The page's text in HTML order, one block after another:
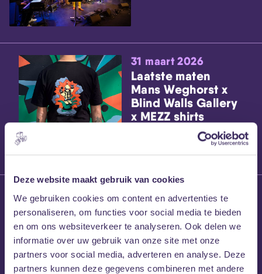
Deze website maakt gebruik van cookies
We gebruiken cookies om content en advertenties te
personaliseren, om functies voor social media te bieden
en om ons websiteverkeer te analyseren. Ook delen we
informatie over uw gebruik van onze site met onze
partners voor social media, adverteren en analyse. Deze
partners kunnen deze gegevens combineren met andere
31 maart 2026
Laatste maten
Mans Weghorst x
Blind Walls Gallery
x MEZZ shirts
27 maart 2026
Willem’s Blog:
Frans Kalf